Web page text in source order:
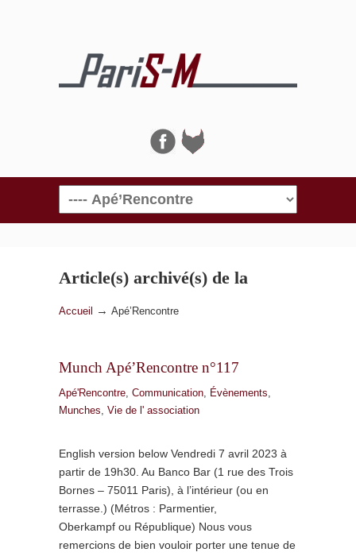
Navigation
Article(s) archivé(s) de la
catégorieApé’Rencontre
Accueil → Apé’Rencontre
Munch Apé’Rencontre n°117
Apé'Rencontre, Communication, Évènements,
Munches, Vie de l' association
English version below Vendredi 7 avril 2023 à
partir de 19h30. Au Banco Bar (1 rue des Trois
Bornes – 75011 Paris), à l’intérieur (ou en
terrasse.) (Métros : Parmentier,
Oberkampf ou République) Nous vous
remercions de bien vouloir porter une tenue de